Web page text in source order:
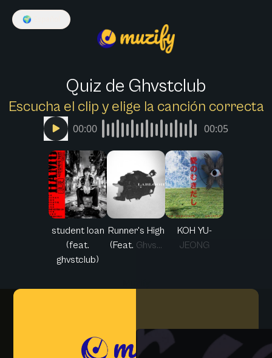
🌍
Quiz de Ghvstclub
Escucha el clip y elige la canción correcta
00:00 00:05
student loan
(feat.
ghvstclub)
Runner's High
(Feat. Ghvs...
KOH YU-
JEONG